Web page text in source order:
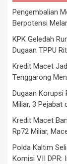
Pengembalian
Berpotensi
KPK Geledah
Dugaan TPPU
Kredit Macet
Tenggarong
Dugaan Korupsi
Miliar, 3 Pejabat
Kredit Macet
Rp72 Miliar,
Polda Kaltim
Komisi VII DPR: